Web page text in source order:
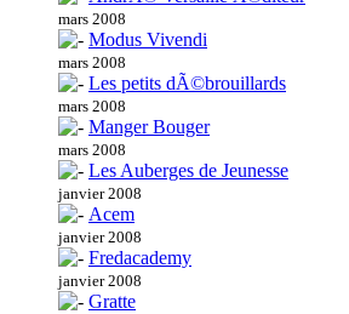
mars 2008
Modus Vivendi
mars 2008
Les petits dÃ©brouillards
mars 2008
Manger Bouger
mars 2008
Les Auberges de Jeunesse
janvier 2008
Acem
janvier 2008
Fredacademy
janvier 2008
Gratte